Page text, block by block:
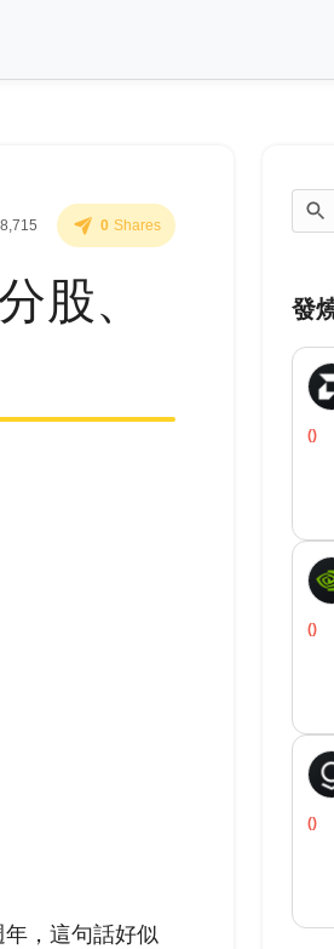
0 Shares
股、
年，這句話好似
發
()
()
()